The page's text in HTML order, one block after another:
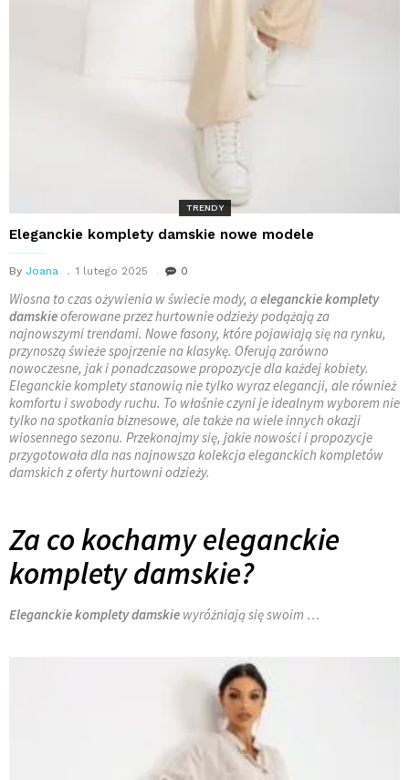
TRENDY
Eleganckie komplety damskie nowe modele
By Joana 1 lutego 2025 0
Wiosna to czas ożywienia w świecie mody, aeleganckie komplety
damskieoferowane przez hurtownie odzieży podążają za
najnowszymi trendami. Nowe fasony, które pojawiają się na rynku,
przynoszą świeże spojrzenie na klasykę. Oferują zarówno
nowoczesne, jak i ponadczasowe propozycje dla każdej kobiety.
Eleganckie komplety stanowią nie tylko wyraz elegancji, ale również
komfortu i swobody ruchu. To właśnie czyni je idealnym wyborem nie
tylko na spotkania biznesowe, ale także na wiele innych okazji
wiosennego sezonu. Przekonajmy się, jakie nowości i propozycje
przygotowała dla nas najnowsza kolekcja eleganckich kompletów
damskich z oferty hurtowni odzieży.
Za co kochamy eleganckie
komplety damskie?
Eleganckie komplety damskie wyróżniają się swoim …